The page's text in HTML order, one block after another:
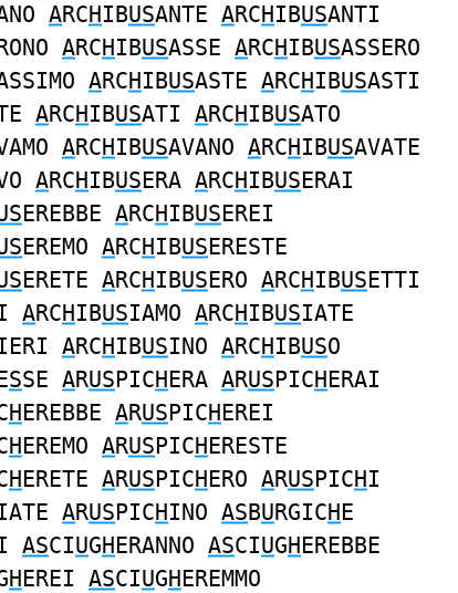
ARCHIBUSANTE ARCHIBUSANTI
ARCHIBUSASSE ARCHIBUSASSERO
ARCHIBUSASTE ARCHIBUSASTI
ARCHIBUSATI ARCHIBUSATO
ARCHIBUSAVANO ARCHIBUSAVATE
ARCHIBUSERA ARCHIBUSERAI
EREBBE ARCHIBUSEREI
EREMO ARCHIBUSERESTE
ERETE ARCHIBUSERO ARCHIBUSETTI
ARCHIBUSIAMO ARCHIBUSIATE
ARCHIBUSINO ARCHIBUSO
SSE ARUSPICHERA ARUSPICHERAI
HEREBBE ARUSPICHEREI
HEREMO ARUSPICHERESTE
HERETE ARUSPICHERO ARUSPICHI
ARUSPICHINO ASBURGICHE
ASCIUGHERANNO ASCIUGHEREBBE
HEREI ASCIUGHEREMMO